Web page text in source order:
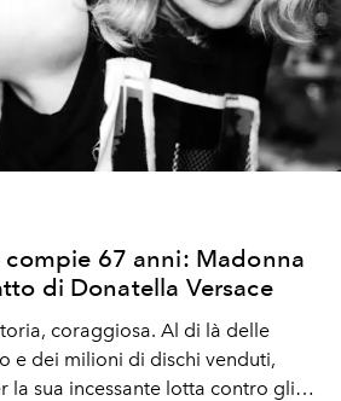
compie 67 anni: Madonna
di Donatella Versace
coraggiosa. Al di là delle
e dei milioni di dischi venduti,
la sua incessante lotta contro gli